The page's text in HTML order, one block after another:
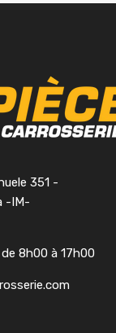
351 -
-IM-
8h00 à 17h00